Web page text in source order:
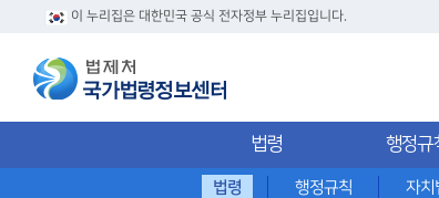
이 누리집은 대한민국 공식 전자정부 누리집입니다.
법령 행정규
법령 행정규칙 자치